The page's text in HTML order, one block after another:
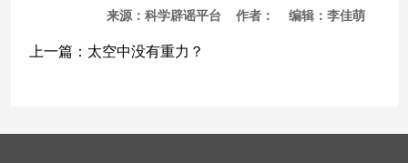
来源：科学辟谣平台 作者： 编辑：李佳萌
上一篇： 太空中没有重力？